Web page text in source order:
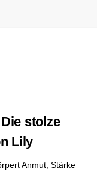
stolze
Lily
Anmut, Stärke